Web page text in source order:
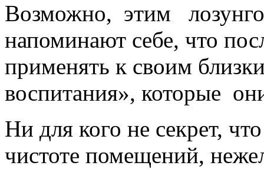
Возможно, этим
напоминают себе, что
применять к своим
воспитания», которые
Ни для кого не секрет,
чистоте помещений,